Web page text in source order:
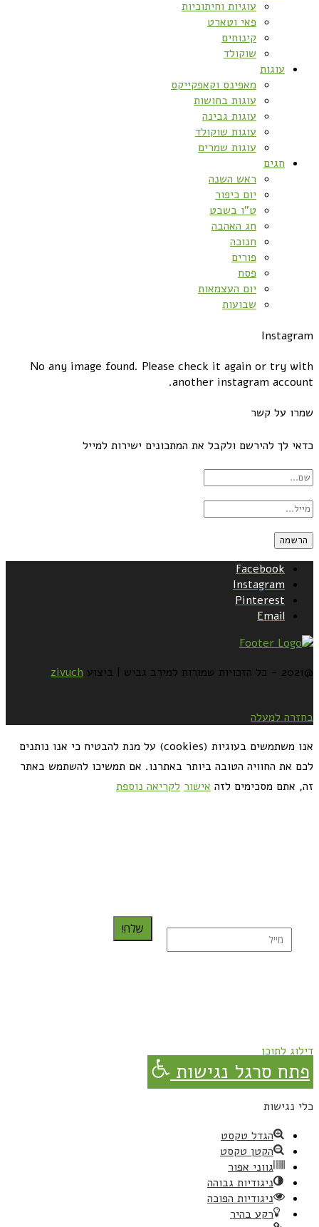
עוגיות וחיתוכיות
פאי וטארט
קינוחים
שוקולד
עוגות
מאפינס וקאפקייקס
עוגות בחושות
עוגות גבינה
עוגות שוקולד
עוגות שמרים
חגים
ראש השנה
יום כיפור
ט”ו בשבט
חג האהבה
חנוכה
פורים
פסח
יום העצמאות
שבועות
Instagram
No any image found. Please check it again or try with
another instagram account.
שמרו על קשר
כדאי לך להירשם ולקבל את המתכונים ישירות למייל
Facebook
Instagram
Pinterest
Email
@2021 - כל הזכויות שמורות למירב גביש | ביצוע zivuch
בחזרה למעלה
אנו משתמשים בעוגיות (cookies) על מנת להבטיח כי אנו נותנים
לכם את החוויה הטובה ביותר באתרנו. אם תמשיכו להשתמש באתר
זה, אתם מסכימים לזה אישור לקריאה נוספת
שלח!
דילוג לתוכן
פתח סרגל נגישות
כלי נגישות
הגדל טקסט
הקטן טקסט
גווני אפור
ניגודיות גבוהה
ניגודיות הפוכה
רקע בהיר